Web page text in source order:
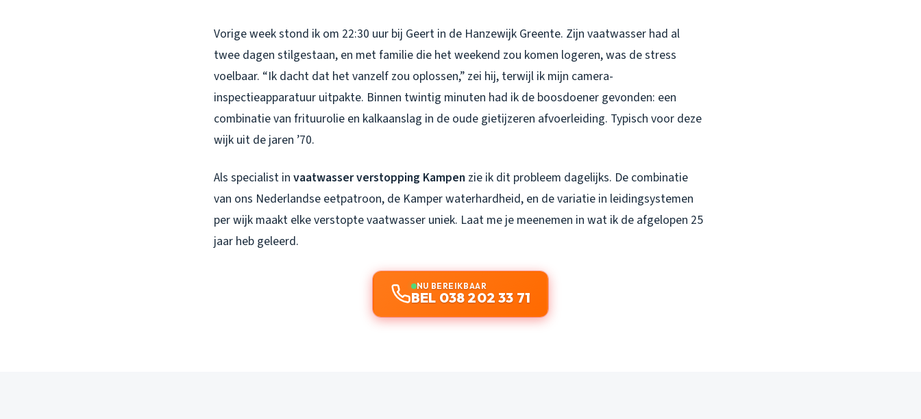
Vorige week stond ik om 22:30 uur bij Geert in de Hanzewijk Greente. Zijn vaatwasser had al
twee dagen stilgestaan, en met familie die het weekend zou komen logeren, was de stress
voelbaar. “Ik dacht dat het vanzelf zou oplossen,” zei hij, terwijl ik mijn camera-
inspectieapparatuur uitpakte. Binnen twintig minuten had ik de boosdoener gevonden: een
combinatie van frituurolie en kalkaanslag in de oude gietijzeren afvoerleiding. Typisch voor deze
wijk uit de jaren ’70.
Als specialist in vaatwasser verstopping Kampen zie ik dit probleem dagelijks. De combinatie
van ons Nederlandse eetpatroon, de Kamper waterhardheid, en de variatie in leidingsystemen
per wijk maakt elke verstopte vaatwasser uniek. Laat me je meenemen in wat ik de afgelopen 25
jaar heb geleerd.
NU BEREIKBAAR
BEL 038 202 33 71